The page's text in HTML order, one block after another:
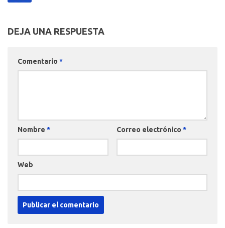
DEJA UNA RESPUESTA
Comentario *
Nombre * Correo electrónico *
Web